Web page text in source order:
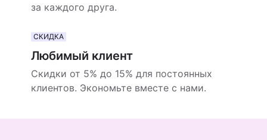
за каждого друга.
СКИДКА
Любимый клиент
Скидки от 5% до 15% для постоянных
клиентов. Экономьте вместе с нами.